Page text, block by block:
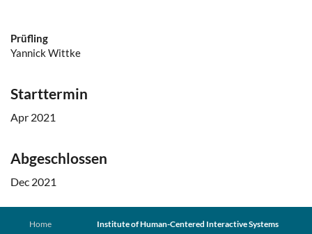
Prüfling
Yannick Wittke
Starttermin
Apr 2021
Abgeschlossen
Dec 2021
Home
Institute of Human-Centered Interactive Systems